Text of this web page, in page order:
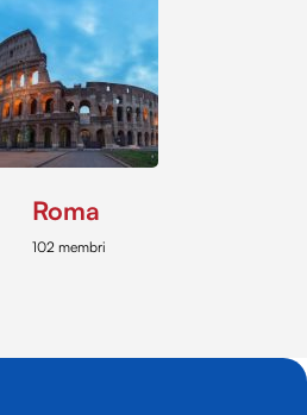
Roma
102 membri